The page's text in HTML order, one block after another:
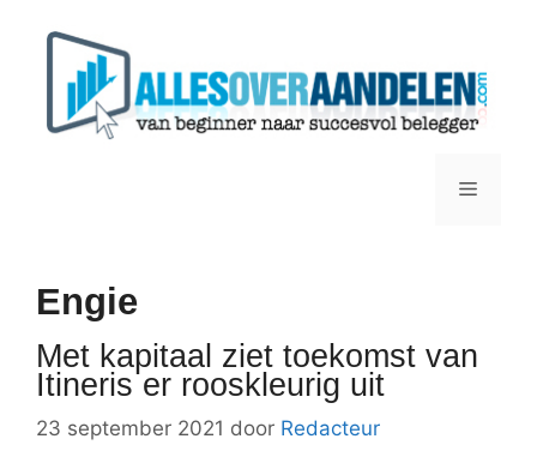
Menu
Engie
Met kapitaal ziet toekomst van
Itineris er rooskleurig uit
23 september 2021 door Redacteur